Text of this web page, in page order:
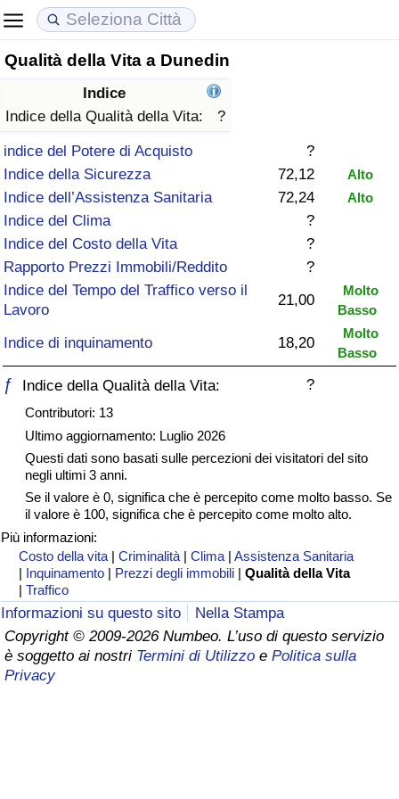
Qualità della Vita a Dunedin
Indice
Indice della Qualità della Vita:
?
indice del Potere di Acquisto
?
Indice della Sicurezza
72,12 Alto
Indice dell’Assistenza Sanitaria 72,24 Alto
Indice del Clima
?
Indice del Costo della Vita
?
Rapporto Prezzi Immobili/Reddito
?
Indice del Tempo del Traffico verso il
Lavoro
21,00
Molto
Basso
Indice di inquinamento 18,20
Molto
Basso
ƒ Indice della Qualità della Vita: ?
Contributori: 13
Ultimo aggiornamento: Luglio 2026
Questi dati sono basati sulle percezioni dei visitatori del sito
negli ultimi 3 anni.
Se il valore è 0, significa che è percepito come molto basso. Se
il valore è 100, significa che è percepito come molto alto.
Più informazioni:
Costo della vita |Criminalità |Clima |Assistenza Sanitaria
| Inquinamento | Prezzi degli immobili |Qualità della Vita
|Traffico
Informazioni su questo sito
Nella Stampa
Copyright © 2009-2026 Numbeo. L’uso di questo servizio
è soggetto ai nostri Termini di Utilizzo e Politica sulla
Privacy
Costo della vita
Indice Del Costo Della Vita (corrente)
Indice Del Costo Della Vita
Indice del Costo della Vita per Nazione
ad Aqaba
Prezzi degli immobili
Indice del Prezzo delle Case (Corrente)
Indice del Prezzo delle Case
Indice del Prezzo delle Case per Nazione
Qualità della Vita
Indice della Qualità della Vita
Indice della Qualità della Vita (Corrente)
Indice della qualità della vita per Paese
Criminalità
Indice del Tasso di Criminalità (Corrente)
Indice della Criminalità
Indice di criminalità per paese
Assistenza Sanitaria
Indice dell’Assistenza Sanitaria (Corrente)
Indice dell’Assistenza Sanitaria
Indice dell’Assistenza Sanitaria per
Nazione
Inquinamento
Indice dell’Inquinamento (Corrente)